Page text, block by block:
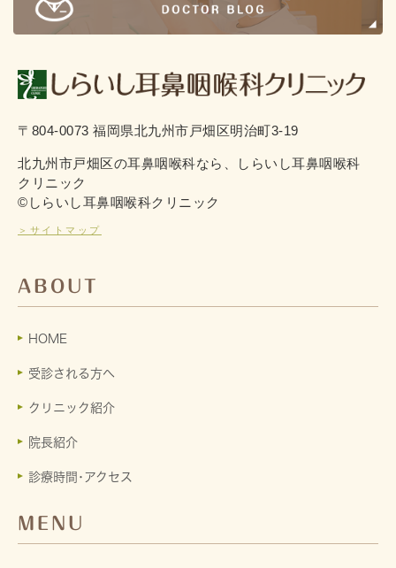
〒804-0073 福岡県北九州市戸畑区明治町3-19
北九州市戸畑区の耳鼻咽喉科なら、しらいし耳鼻咽喉科
クリニック
©しらいし耳鼻咽喉科クリニック
＞サイトマップ
ABOUT
HOME
受診される方へ
クリニック紹介
院長紹介
診療時間･アクセス
MENU